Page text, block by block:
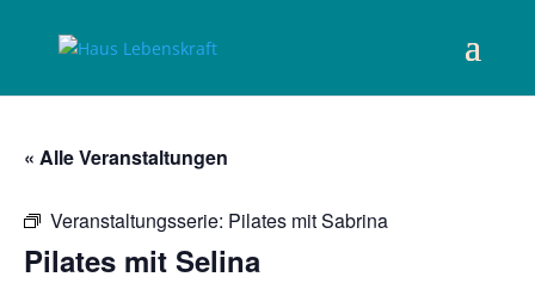
« Alle Veranstaltungen
Veranstaltungsserie: Pilates mit Sabrina
Pilates mit Selina